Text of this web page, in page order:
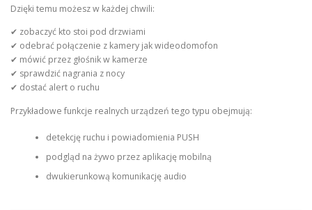
Dzięki temu możesz w każdej chwili:
✔ zobaczyć kto stoi pod drzwiami
✔ odebrać połączenie z kamery jak wideodomofon
✔ mówić przez głośnik w kamerze
✔ sprawdzić nagrania z nocy
✔ dostać alert o ruchu
Przykładowe funkcje realnych urządzeń tego typu obejmują:
detekcję ruchu i powiadomienia PUSH
podgląd na żywo przez aplikację mobilną
dwukierunkową komunikację audio